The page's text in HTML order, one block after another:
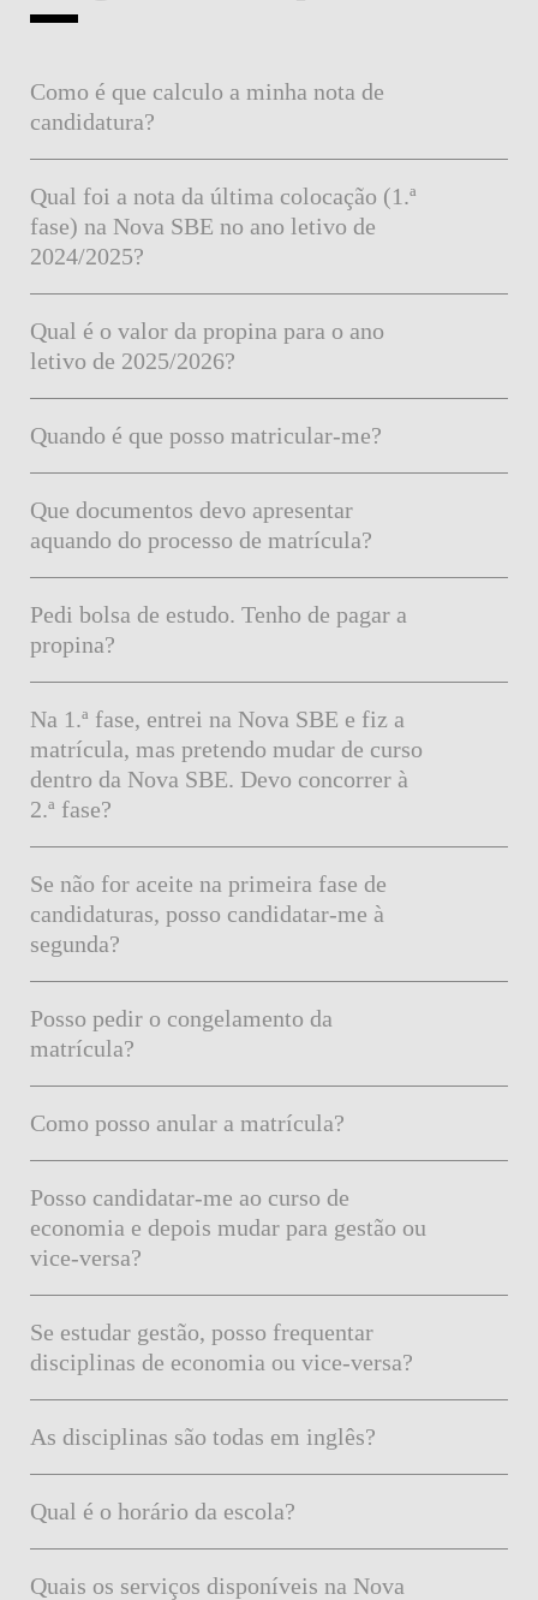
Como é que calculo a minha nota de
candidatura?
Qual foi a nota da última colocação (1.ª
fase) na Nova SBE no ano letivo de
2024/2025?
Qual é o valor da propina para o ano
letivo de 2025/2026?
Quando é que posso matricular-me?
Que documentos devo apresentar
aquando do processo de matrícula?
Pedi bolsa de estudo. Tenho de pagar a
propina?
Na 1.ª fase, entrei na Nova SBE e fiz a
matrícula, mas pretendo mudar de curso
dentro da Nova SBE. Devo concorrer à
2.ª fase?
Se não for aceite na primeira fase de
candidaturas, posso candidatar-me à
segunda?
Posso pedir o congelamento da
matrícula?
Como posso anular a matrícula?
Posso candidatar-me ao curso de
economia e depois mudar para gestão ou
vice-versa?
Se estudar gestão, posso frequentar
disciplinas de economia ou vice-versa?
As disciplinas são todas em inglês?
Qual é o horário da escola?
Quais os serviços disponíveis na Nova